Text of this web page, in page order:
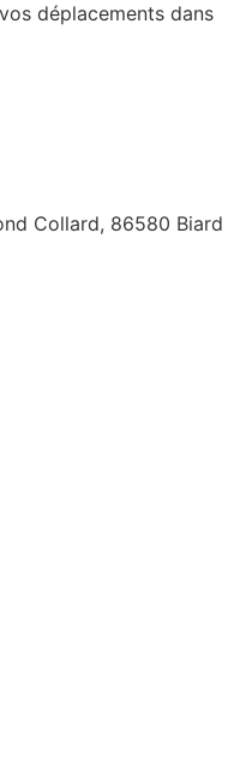
déplacements dans
Collard, 86580 Biard